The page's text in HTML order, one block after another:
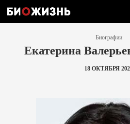
Биографии
Екатерина
18 ОКТЯБРЯ